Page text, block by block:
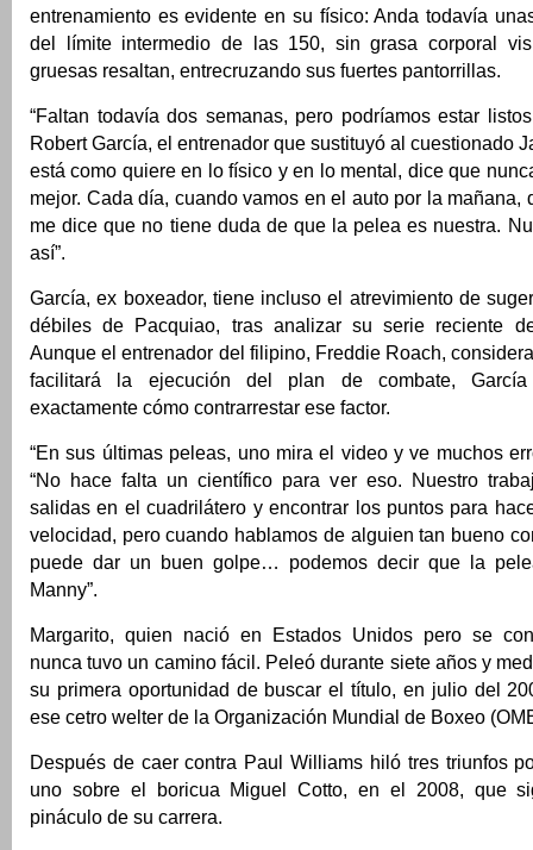
entrenamiento es evidente en su físico: Anda todavía
del límite intermedio de las 150, sin grasa corporal
gruesas resaltan, entrecruzando sus fuertes pantorrillas.
“Faltan todavía dos semanas, pero podríamos estar
Robert García, el entrenador que sustituyó al cuestionado
está como quiere en lo físico y en lo mental, dice que
mejor. Cada día, cuando vamos en el auto por la mañana,
me dice que no tiene duda de que la pelea es nuestra.
así”.
García, ex boxeador, tiene incluso el atrevimiento de
débiles de Pacquiao, tras analizar su serie reciente
Aunque el entrenador del filipino, Freddie Roach,
facilitará la ejecución del plan de combate,
exactamente cómo contrarrestar ese factor.
“En sus últimas peleas, uno mira el video y ve muchos
“No hace falta un científico para ver eso. Nuestro
salidas en el cuadrilátero y encontrar los puntos para
velocidad, pero cuando hablamos de alguien tan bueno
puede dar un buen golpe… podemos decir que la
Manny”.
Margarito, quien nació en Estados Unidos pero se
nunca tuvo un camino fácil. Peleó durante siete años y
su primera oportunidad de buscar el título, en julio del
ese cetro welter de la Organización Mundial de Boxeo
Después de caer contra Paul Williams hiló tres triunfos
uno sobre el boricua Miguel Cotto, en el 2008, que
pináculo de su carrera.